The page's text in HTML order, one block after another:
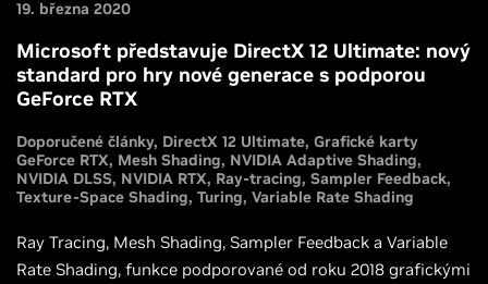
19. března 2020
Microsoft představuje DirectX 12 Ultimate: nový
standard pro hry nové generace s podporou
GeForce RTX
Doporučené články DirectX 12 Ultimate Grafické karty
GeForce RTX Mesh Shading NVIDIA Adaptive Shading
NVIDIA DLSS NVIDIA RTX Ray-tracing Sampler Feedback
Texture-Space Shading Turing Variable Rate Shading
Ray Tracing, Mesh Shading, Sampler Feedback a Variable
Rate Shading, funkce podporované od roku 2018 grafickými